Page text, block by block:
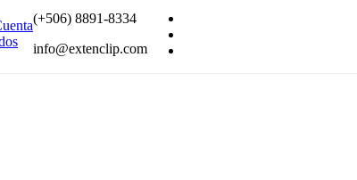
(+506) 8891-8334
info@extenclip.com